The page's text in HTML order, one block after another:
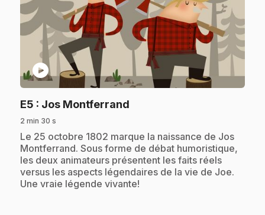
play_circle
E5 : Jos Montferrand
2 min 30 s
.Le 25 octobre 1802 marque la naissance de Jos
Montferrand. Sous forme de débat humoristique,
les deux animateurs présentent les faits réels
versus les aspects légendaires de la vie de Joe.
Une vraie légende vivante!